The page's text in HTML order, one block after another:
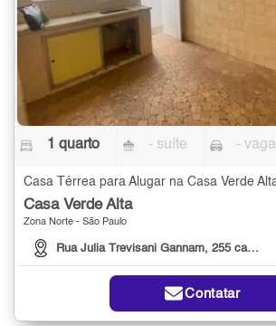
1 quarto - suíte - vaga
Casa Verde Alta
Zona Norte - São Paulo
Rua Julia Trevisani Gannam, 255 casa 07
Contatar